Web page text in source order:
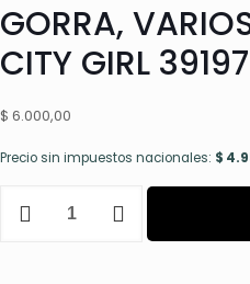
GORRA,
CITY GIRL
$ 6.000,00
Precio sin impuestos nacionales: $
VARIOS